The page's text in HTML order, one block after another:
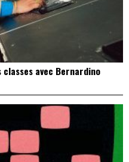
avec Bernardino